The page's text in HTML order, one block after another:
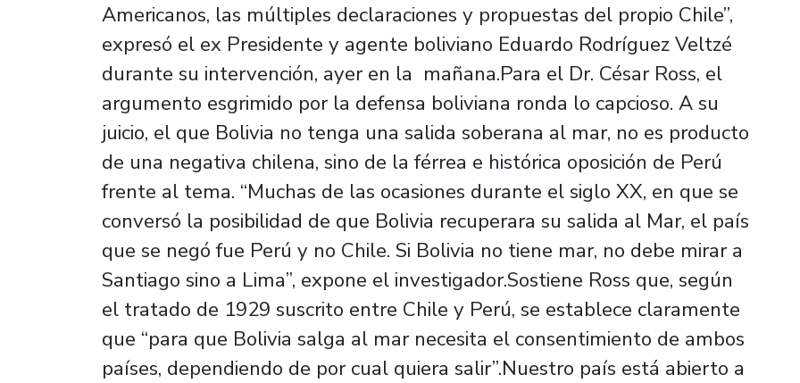
Americanos, las múltiples declaraciones y propuestas del propio Chile”,
expresó el ex Presidente y agente boliviano Eduardo Rodríguez Veltzé
durante su intervención, ayer en la mañana.Para el Dr. César Ross, el
argumento esgrimido por la defensa boliviana ronda lo capcioso. A su
juicio, el que Bolivia no tenga una salida soberana al mar, no es producto
de una negativa chilena, sino de la férrea e histórica oposición de Perú
frente al tema. “Muchas de las ocasiones durante el siglo XX, en que se
conversó la posibilidad de que Bolivia recuperara su salida al Mar, el país
que se negó fue Perú y no Chile. Si Bolivia no tiene mar, no debe mirar a
Santiago sino a Lima”, expone el investigador.Sostiene Ross que, según
el tratado de 1929 suscrito entre Chile y Perú, se establece claramente
que “para que Bolivia salga al mar necesita el consentimiento de ambos
países, dependiendo de por cual quiera salir”.Nuestro país está abierto a